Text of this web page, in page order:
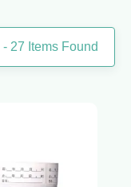
- 27 Items Found